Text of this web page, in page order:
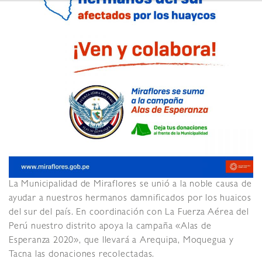
La Municipalidad de Miraflores se unió a la noble causa de
ayudar a nuestros hermanos damnificados por los huaicos
del sur del país. En coordinación con La Fuerza Aérea del
Perú nuestro distrito apoya la campaña «Alas de
Esperanza 2020», que llevará a Arequipa, Moquegua y
Tacna las donaciones recolectadas.